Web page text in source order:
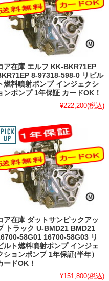
ア在庫 エルフ KK-BKR71EP
8-97318-598-0 リビル
ト燃料噴射ポンプ インジェクシ
ンポンプ 1年保証 カードOK！
¥222,200(税込)
ア在庫 ダットサンピックアッ
トラック U-BMD21 BMD21
58G01 16700-58G03 リ
ルト燃料噴射ポンプ インジェ
ションポンプ 1年保証(半年）
ードOK！
¥151,800(税込)